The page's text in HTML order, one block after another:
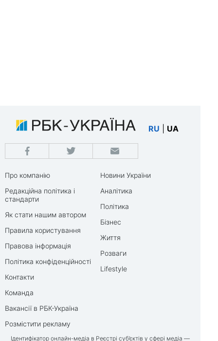
RU UA
Про компанію
Редакційна політика і
стандарти
Як стати нашим автором
Правила користування
Правова інформація
Політика конфіденційності
Контакти
Команда
Вакансії в РБК-Україна
Розмістити рекламу
Новини України
Аналітика
Політика
Бізнес
Життя
Розваги
Lifestyle
Ідентифікатор онлайн-медіа в Реєстрі суб’єктів у сфері медіа —